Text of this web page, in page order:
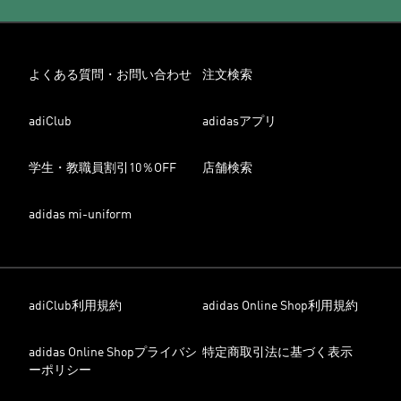
よくある質問・お問い合わせ 注文検索
adiClub adidasアプリ
学生・教職員割引10％OFF 店舗検索
adidas mi-uniform
adiClub利用規約 adidas Online Shop利用規約
adidas Online Shopプライバシ
ーポリシー
特定商取引法に基づく表示